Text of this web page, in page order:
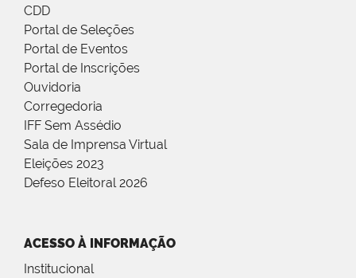
CDD
Portal de Seleções
Portal de Eventos
Portal de Inscrições
Ouvidoria
Corregedoria
IFF Sem Assédio
Sala de Imprensa Virtual
Eleições 2023
Defeso Eleitoral 2026
ACESSO À INFORMAÇÃO
Institucional